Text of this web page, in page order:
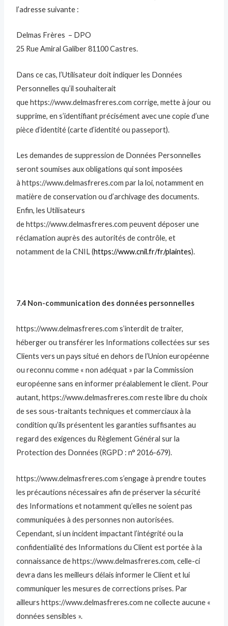
l’adresse suivante :
Delmas Frères – DPO
25 Rue Amiral Galiber 81100 Castres.
Dans ce cas, l’Utilisateur doit indiquer les Données
Personnelles qu’il souhaiterait
que https://www.delmasfreres.com corrige, mette à jour ou
supprime, en s’identifiant précisément avec une copie d’une
pièce d’identité (carte d’identité ou passeport).
Les demandes de suppression de Données Personnelles
seront soumises aux obligations qui sont imposées
à https://www.delmasfreres.com par la loi, notamment en
matière de conservation ou d’archivage des documents.
Enfin, les Utilisateurs
de https://www.delmasfreres.com peuvent déposer une
réclamation auprès des autorités de contrôle, et
notamment de la CNIL (https://www.cnil.fr/fr/plaintes).
7.4 Non-communication des données personnelles
https://www.delmasfreres.com s’interdit de traiter,
héberger ou transférer les Informations collectées sur ses
Clients vers un pays situé en dehors de l’Union européenne
ou reconnu comme « non adéquat » par la Commission
européenne sans en informer préalablement le client. Pour
autant, https://www.delmasfreres.com reste libre du choix
de ses sous-traitants techniques et commerciaux à la
condition qu’ils présentent les garanties suffisantes au
regard des exigences du Règlement Général sur la
Protection des Données (RGPD : n° 2016-679).
https://www.delmasfreres.com s’engage à prendre toutes
les précautions nécessaires afin de préserver la sécurité
des Informations et notamment qu’elles ne soient pas
communiquées à des personnes non autorisées.
Cependant, si un incident impactant l’intégrité ou la
confidentialité des Informations du Client est portée à la
connaissance de https://www.delmasfreres.com, celle-ci
devra dans les meilleurs délais informer le Client et lui
communiquer les mesures de corrections prises. Par
ailleurs https://www.delmasfreres.com ne collecte aucune «
données sensibles ».